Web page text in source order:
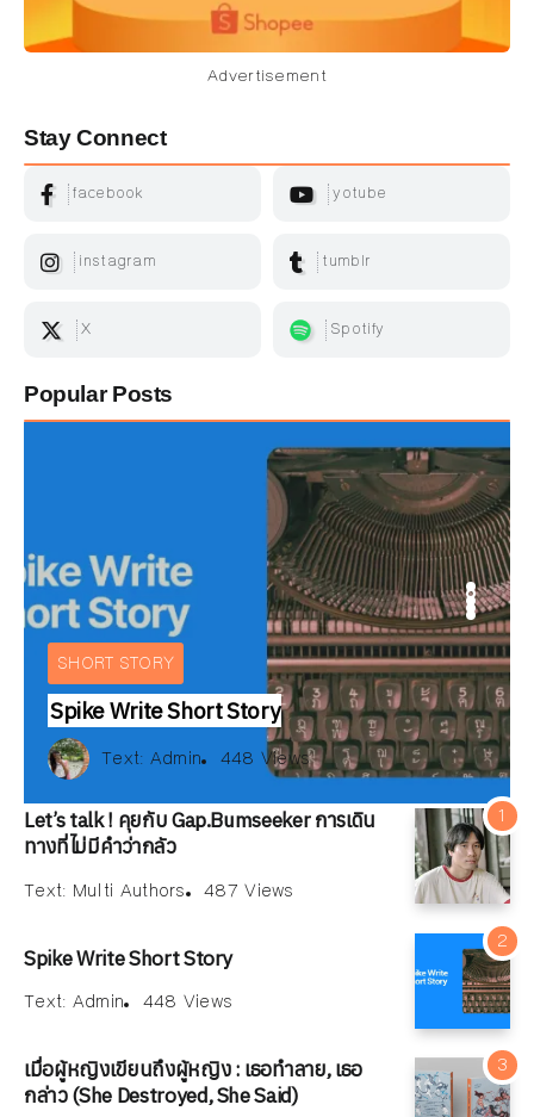
Advertisement
Stay Connect
facebook yotube
instagram tumblr
X Spotify
Popular Posts
Text: ณัฐพงษ์ วิมลรัตน์
Text: Multi Authors
SHORT STORY
Spike Write Short Story
Text: Admin 448 Views
BOOKS REVIEW
Text: วัลคุ์วดี ชุมจุล
252 Views
Text: สมลดา เนียมละมูล
172 Views
ARTICLE
Text: ณัฐพงษ์ วิมลรัตน์
155 Views
INTERVIEW
Text: Multi Authors
487 Views
Let’s talk ! คุยกับ Gap.Bumseeker การเดิน
ทางที่ไม่มีคำว่ากลัว
Text: Multi Authors 487 Views
Spike Write Short Story
Text: Admin 448 Views
เมื่อผู้หญิงเขียนถึงผู้หญิง : เธอทำลาย, เธอ
กล่าว (She Destroyed, She Said)